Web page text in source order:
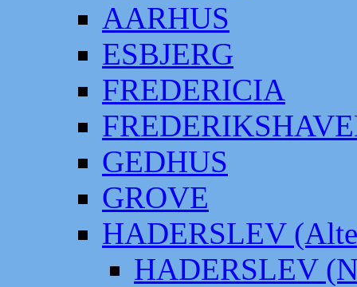
AARHUS
ESBJERG
FREDERICIA
GEDHUS
GROVE
HADERSLEV
HADERSLEV